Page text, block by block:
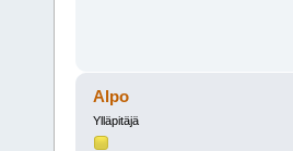
Alpo
Ylläpitäjä